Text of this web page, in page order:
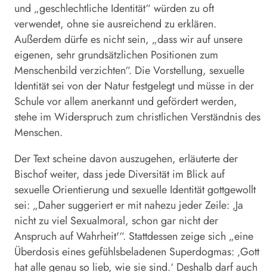
und „geschlechtliche Identität“ würden zu oft
verwendet, ohne sie ausreichend zu erklären.
Außerdem dürfe es nicht sein, „dass wir auf unsere
eigenen, sehr grundsätzlichen Positionen zum
Menschenbild verzichten“. Die Vorstellung, sexuelle
Identität sei von der Natur festgelegt und müsse in der
Schule vor allem anerkannt und gefördert werden,
stehe im Widerspruch zum christlichen Verständnis des
Menschen.
Der Text scheine davon auszugehen, erläuterte der
Bischof weiter, dass jede Diversität im Blick auf
sexuelle Orientierung und sexuelle Identität gottgewollt
sei: „Daher suggeriert er mit nahezu jeder Zeile: ‚Ja
nicht zu viel Sexualmoral, schon gar nicht der
Anspruch auf Wahrheit'“. Stattdessen zeige sich „eine
Überdosis eines gefühlsbeladenen Superdogmas: ‚Gott
hat alle genau so lieb, wie sie sind.‘ Deshalb darf auch